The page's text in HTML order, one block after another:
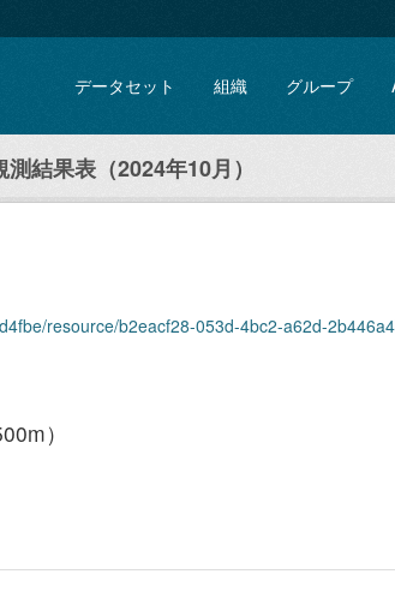
データセット 組織 グループ
測結果表（2024年10月）
b2eacf28-053d-4bc2-a62d-2b446a4b5e97/
）